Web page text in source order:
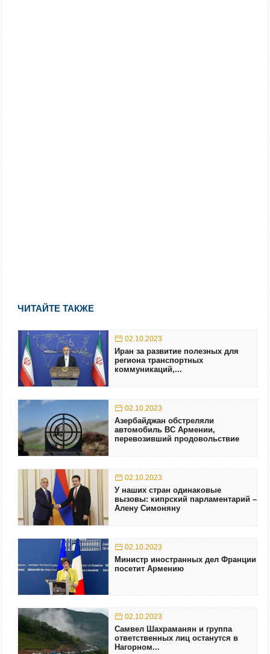
ЧИТАЙТЕ ТАКЖЕ
02.10.2023
Иран за развитие полезных для
региона транспортных
коммуникаций,...
02.10.2023
Азербайджан обстреляли
автомобиль ВС Армении,
перевозивший продовольствие
02.10.2023
У наших стран одинаковые
вызовы: кипрский парламентарий –
Алену Симоняну
02.10.2023
Министр иностранных дел Франции
посетит Армению
02.10.2023
Самвел Шахраманян и группа
ответственных лиц останутся в
Нагорном...